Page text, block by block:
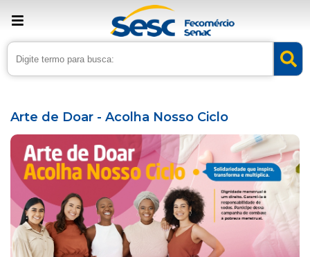
› Home › Agenda
Arte de Doar - Acolha Nosso Ciclo